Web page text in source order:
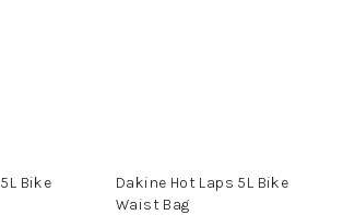
Bike
Dakine Hot Laps 5L Bike
Waist Bag